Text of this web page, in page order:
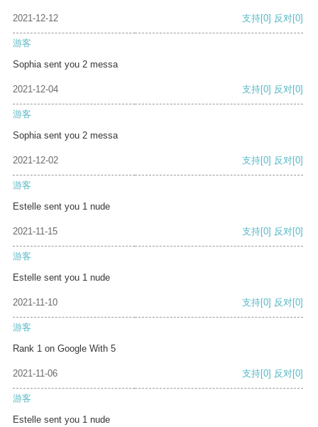
2021-12-12 支持[0] 反对[0]
游客
Sophia sent you 2 messa
2021-12-04 支持[0] 反对[0]
游客
Sophia sent you 2 messa
2021-12-02 支持[0] 反对[0]
游客
Estelle sent you 1 nude
2021-11-15 支持[0] 反对[0]
游客
Estelle sent you 1 nude
2021-11-10 支持[0] 反对[0]
游客
Rank 1 on Google With 5
2021-11-06 支持[0] 反对[0]
游客
Estelle sent you 1 nude